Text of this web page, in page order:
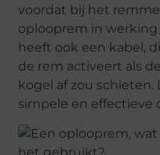
voordat bij het
oplooprem in
heeft ook een kabel,
de rem activeert als
kogel af zou schieten.
simpele en effectieve